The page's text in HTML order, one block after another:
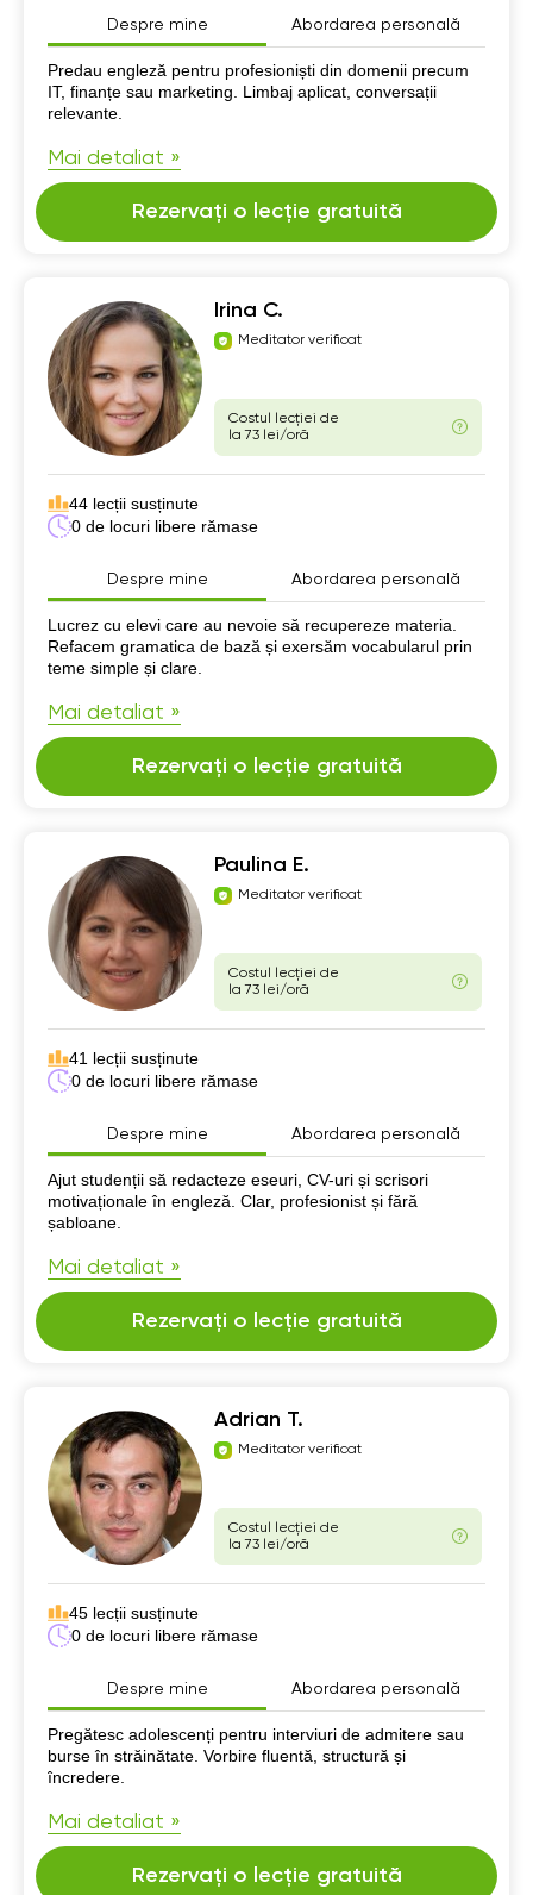
Despre mine Abordarea personală
Despre mine
Predau engleză pentru profesioniști din domenii precum
IT, finanțe sau marketing. Limbaj aplicat, conversații
relevante.
Mai detaliat »
Rezervați o lecție gratuită
Irina C.
Meditator verificat
Costul lecției de
la 73 lei/oră
44 lecții susținute
0 de locuri libere rămase
Despre mine Abordarea personală
Despre mine
Lucrez cu elevi care au nevoie să recupereze materia.
Refacem gramatica de bază și exersăm vocabularul prin
teme simple și clare.
Mai detaliat »
Rezervați o lecție gratuită
Paulina E.
Meditator verificat
Costul lecției de
la 73 lei/oră
41 lecții susținute
0 de locuri libere rămase
Despre mine Abordarea personală
Despre mine
Ajut studenții să redacteze eseuri, CV-uri și scrisori
motivaționale în engleză. Clar, profesionist și fără
șabloane.
Mai detaliat »
Rezervați o lecție gratuită
Adrian T.
Meditator verificat
Costul lecției de
la 73 lei/oră
45 lecții susținute
0 de locuri libere rămase
Despre mine Abordarea personală
Despre mine
Pregătesc adolescenți pentru interviuri de admitere sau
burse în străinătate. Vorbire fluentă, structură și
încredere.
Mai detaliat »
Rezervați o lecție gratuită